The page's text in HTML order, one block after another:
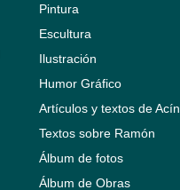
Pintura
Escultura
Ilustración
Humor Gráfico
Artículos y textos de Acín
Textos sobre Ramón
Álbum de fotos
Álbum de Obras